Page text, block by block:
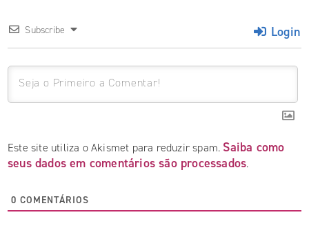
Subscribe Login
Este site utiliza o Akismet para reduzir spam. Saiba como
seus dados em comentários são processados.
0 COMENTÁRIOS